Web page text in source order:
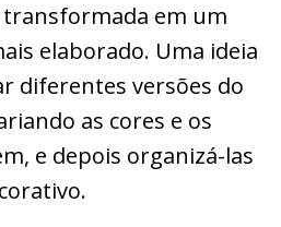
em um
elaborado. Uma ideia
diferentes versões do
as cores e os
e depois organizá-las